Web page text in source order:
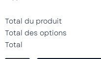
Total du produit
Total des options
Total